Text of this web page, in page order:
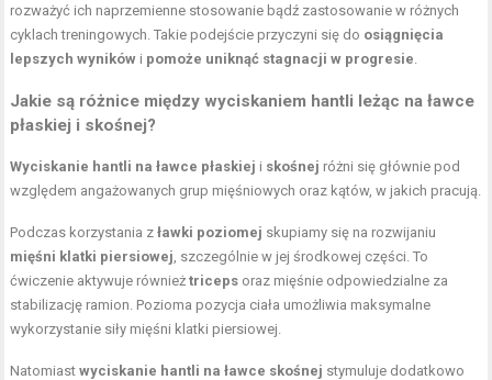
rozważyć ich naprzemienne stosowanie bądź zastosowanie w różnych
cyklach treningowych. Takie podejście przyczyni się do osiągnięcia
lepszych wyników i pomoże uniknąć stagnacji w progresie
Jakie są różnice między wyciskaniem hantli leżąc na ławce
płaskiej i skośnej?
Wyciskanie hantli na ławce płaskiej i skośnej różni się głównie pod
względem angażowanych grup mięśniowych oraz kątów, w jakich pracują.
Podczas korzystania zławki poziomej skupiamy się na rozwijaniu
mięśni klatki piersiowej , szczególnie w jej środkowej części. To
ćwiczenie aktywuje równieżtriceps oraz mięśnie odpowiedzialne za
stabilizację ramion. Pozioma pozycja ciała umożliwia maksymalne
wykorzystanie siły mięśni klatki piersiowej.
Natomiastwyciskanie hantli na ławce skośnej stymuluje dodatkowo